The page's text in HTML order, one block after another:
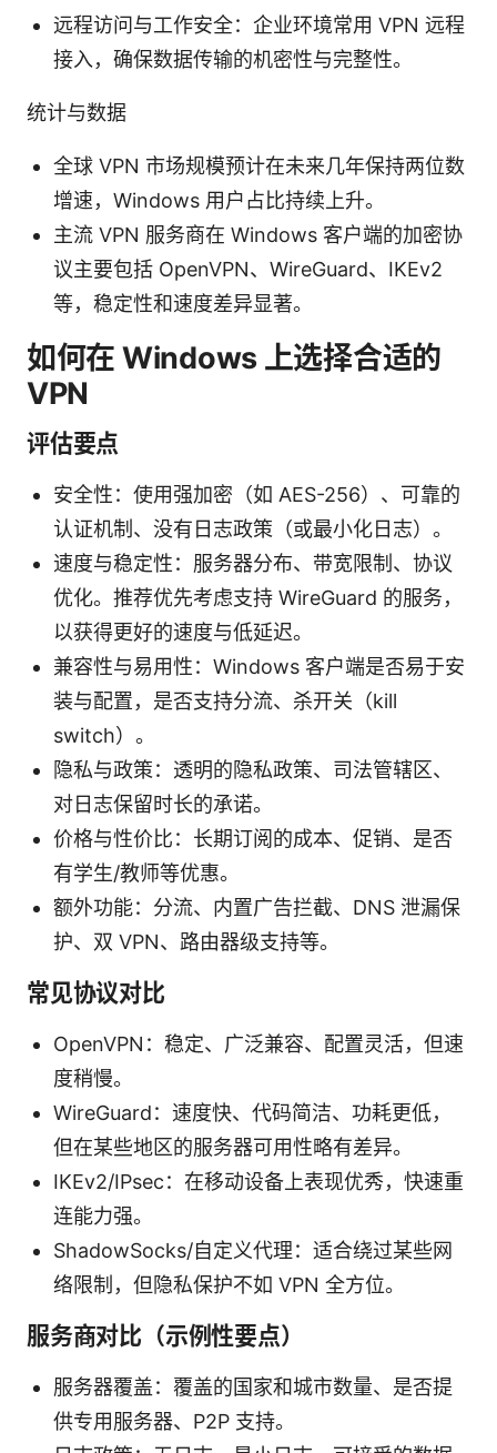
远程访问与工作安全：企业环境常用 VPN 远程
接入，确保数据传输的机密性与完整性。
统计与数据
全球 VPN 市场规模预计在未来几年保持两位数
增速，Windows 用户占比持续上升。
主流 VPN 服务商在 Windows 客户端的加密协
议主要包括 OpenVPN、WireGuard、IKEv2
等，稳定性和速度差异显著。
如何在 Windows 上选择合适的
VPN
评估要点
安全性：使用强加密（如 AES-256）、可靠的
认证机制、没有日志政策（或最小化日志）。
速度与稳定性：服务器分布、带宽限制、协议
优化。推荐优先考虑支持 WireGuard 的服务，
以获得更好的速度与低延迟。
兼容性与易用性：Windows 客户端是否易于安
装与配置，是否支持分流、杀开关（kill
switch）。
隐私与政策：透明的隐私政策、司法管辖区、
对日志保留时长的承诺。
价格与性价比：长期订阅的成本、促销、是否
有学生/教师等优惠。
额外功能：分流、内置广告拦截、DNS 泄漏保
护、双 VPN、路由器级支持等。
常见协议对比
OpenVPN：稳定、广泛兼容、配置灵活，但速
度稍慢。
WireGuard：速度快、代码简洁、功耗更低，
但在某些地区的服务器可用性略有差异。
IKEv2/IPsec：在移动设备上表现优秀，快速重
连能力强。
ShadowSocks/自定义代理：适合绕过某些网
络限制，但隐私保护不如 VPN 全方位。
服务商对比（示例性要点）
服务器覆盖：覆盖的国家和城市数量、是否提
供专用服务器、P2P 支持。